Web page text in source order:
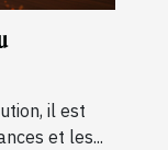
il est
et les...